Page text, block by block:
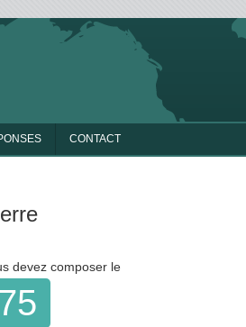
CONTACT
devez composer le